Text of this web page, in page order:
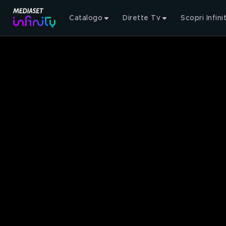
Catalogo Dirette Tv Scopri